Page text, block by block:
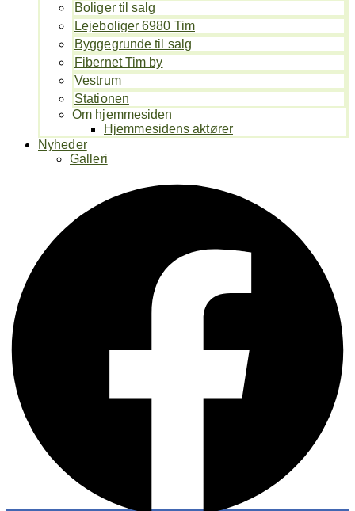
Boliger til salg
Lejeboliger 6980 Tim
Byggegrunde til salg
Fibernet Tim by
Vestrum
Stationen
Om hjemmesiden
Hjemmesidens aktører
Nyheder
Galleri